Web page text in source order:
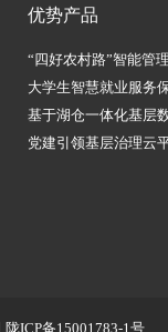
优势产品
“四好农村路”智能管
大学生智慧就业服务
基于湖仓一体化基层
党建引领基层治理云
陇ICP备15001783-1号